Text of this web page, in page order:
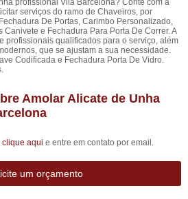
profissional Vila Barcelona? Conte com a
serviços do ramo de Chaveiros, por
De Portas, Carimbo Personalizado,
Canivete e Fechadura Para Porta De Correr. A
profissionais qualificados para o serviço, além
que se ajustam a sua necessidade.
Codificada e Fechadura Porta De Vidro.
Amolar Alicate de Unha
clique aqui e entre em contato por email.
um orçamento